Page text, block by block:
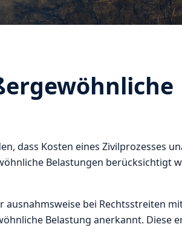
dass Kosten eines Zivilprozesses
Belastungen berücksichtigt
ausnahmsweise bei Rechtsstreiten
Belastung anerkannt. Diese